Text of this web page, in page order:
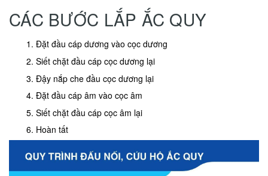
CÁC BƯỚC LẮP ẮC QUY
Đặt đầu cáp dương vào cọc dương
Siết chặt đầu cáp cọc dương lại
Đậy nắp che đầu cọc dương lại
Đặt đầu cáp âm vào cọc âm
Siết chặt đầu cáp cọc âm lại
Hoàn tất